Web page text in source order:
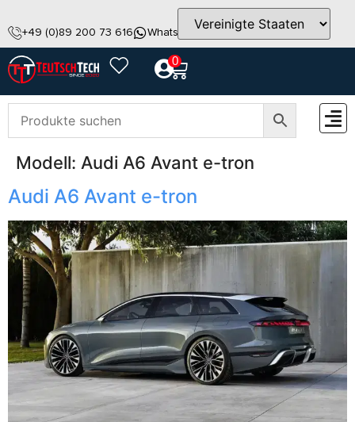
+49 (0)89 200 73 616 WhatsApp info@teutschtech.com
0
Modell: Audi A6 Avant e-tron
Audi A6 Avant e-tron